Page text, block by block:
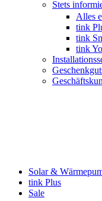
Stets
Alles
tink
tink
tink
Solar &
tink Plus
Sale